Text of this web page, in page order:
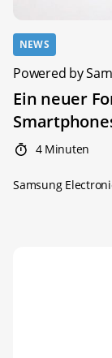
NEWS
Powered by
Ein neuer
4 Minuten
Samsung